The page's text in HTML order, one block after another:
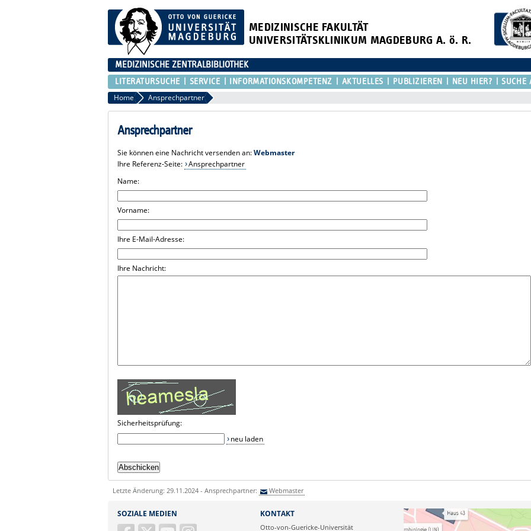
MEDIZINISCHE FAKULTÄT
UNIVERSITÄTSKLINIKUM MAGDEBURG A. ö. R.
MEDIZINISCHE ZENTRALBIBLIOTHEK
LITERATURSUCHE SERVICE INFORMATIONSKOMPETENZ AKTUELLES PUBLIZIEREN NEU HIER? SUCHE
Home Ansprechpartner
Ansprechpartner
Sie können eine Nachricht versenden an:Webmaster
Ihre Referenz-Seite: Ansprechpartner
Name:
Vorname:
Ihre E-Mail-Adresse:
Ihre Nachricht:
Sicherheitsprüfung:
neu laden
Letzte Änderung: 29.11.2024 - Ansprechpartner: Webmaster
SOZIALE MEDIEN KONTAKT
Otto-von-Guericke-Universität